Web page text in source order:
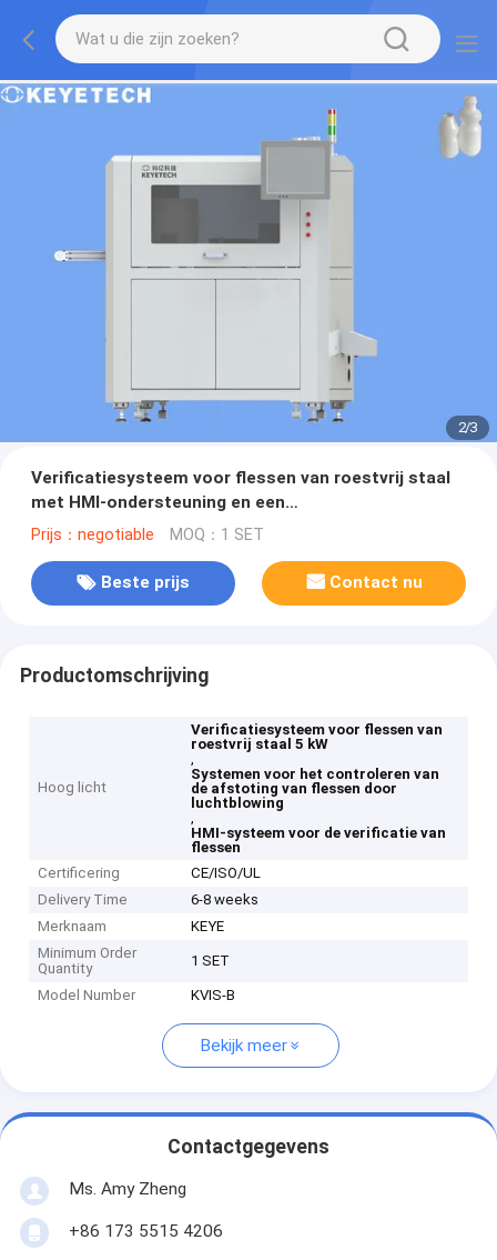
2/3
Verificatiesysteem voor flessen van roestvrij staal
met HMI-ondersteuning en een
afwijzingspercentage van ≤ 0,5%
Prijs：negotiable MOQ：1 SET
Beste prijs Contact nu
Productomschrijving
Hoog licht
Verificatiesysteem voor flessen van
roestvrij staal 5 kW
,
Systemen voor het controleren van
de afstoting van flessen door
luchtblowing
,
HMI-systeem voor de verificatie van
flessen
Certificering
CE/ISO/UL
Delivery Time
6-8 weeks
Merknaam
KEYE
Minimum Order
Quantity
1 SET
Model Number KVIS-B
Bekijk meer
Contactgegevens
Ms. Amy Zheng
+86 173 5515 4206